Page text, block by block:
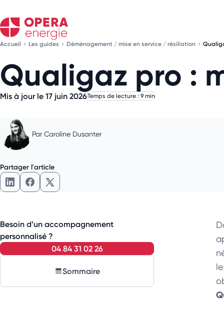
Accueil Les guides Déménagement / mise en service / résiliation
Qualigaz pro :
Mis à jour le 17 juin 2026Temps de lecture : 9 min
Par Caroline Dusanter
Partager l'article
Partager l'article sur LinkedIn
Partager l'article sur Facebook
Partager l'article sur X
Besoin d’un accompagnement
personnalisé ?
04 84 31 02 26
Sommaire